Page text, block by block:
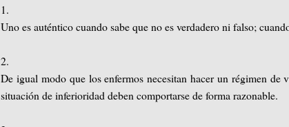
1.
Uno es auténtico cuando sabe que no es verdadero ni falso;
2.
De igual modo que los enfermos necesitan hacer un régimen de
situación de inferioridad deben comportarse de forma razonable.